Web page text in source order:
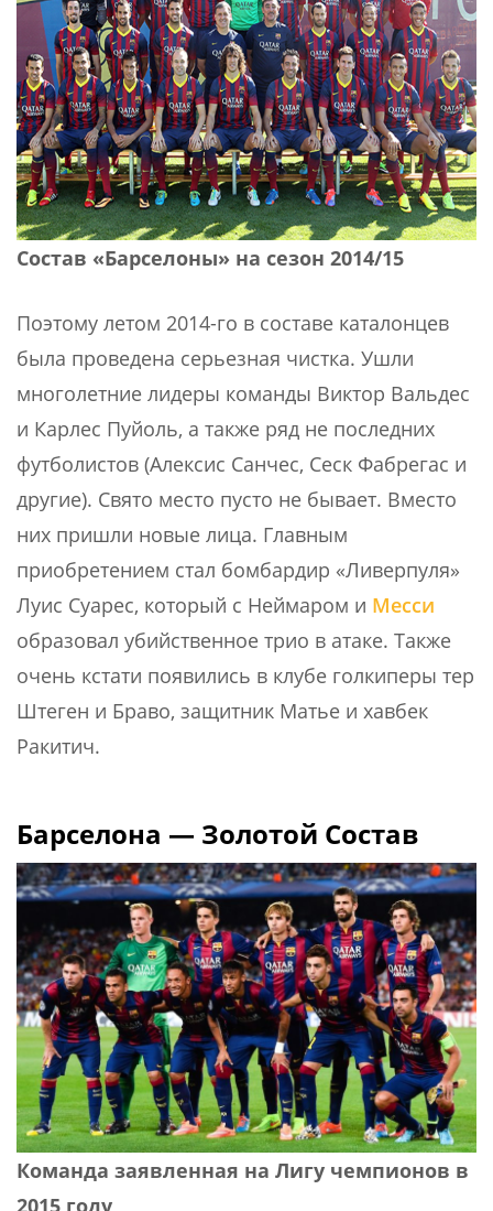
Состав «Барселоны» на сезон 2014/15
Поэтому летом 2014-го в составе каталонцев
была проведена серьезная чистка. Ушли
многолетние лидеры команды Виктор Вальдес
и Карлес Пуйоль, а также ряд не последних
футболистов (Алексис Санчес, Сеск Фабрегас и
другие). Свято место пусто не бывает. Вместо
них пришли новые лица. Главным
приобретением стал бомбардир «Ливерпуля»
Луис Суарес, который с Неймаром и Месси
образовал убийственное трио в атаке. Также
очень кстати появились в клубе голкиперы тер
Штеген и Браво, защитник Матье и хавбек
Ракитич.
Барселона — Золотой Состав
Команда заявленная на Лигу чемпионов в
2015 году